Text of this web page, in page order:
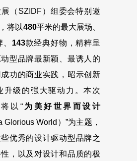
（SZIDF）组委会特别邀
将以480平米的最大展场、
143款经典好物，精粹呈
型品牌最新颖、最诱人的
功的商业实践，昭示创新
升级的强大驱动力。本次
以“为美好世界而设计
Glorious World）”为主题，
优秀的设计驱动型品牌之
，以及对设计和品质的极